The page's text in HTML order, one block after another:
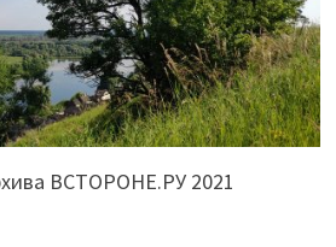
ВСТОРОНЕ.РУ 2021